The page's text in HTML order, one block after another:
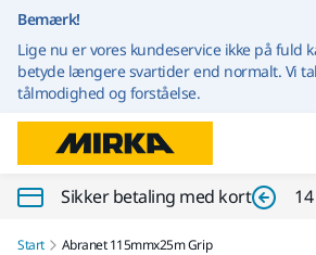
Bemærk!
Lige nu er vores kundeservice ikke på fuld
betyde længere svartider end normalt. Vi
tålmodighed og forståelse.
Sikker betaling med kort
Start Abranet 115mmx25m Grip